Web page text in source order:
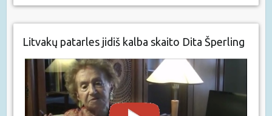
Litvakų patarles jidiš kalba skaito Dita Šperling